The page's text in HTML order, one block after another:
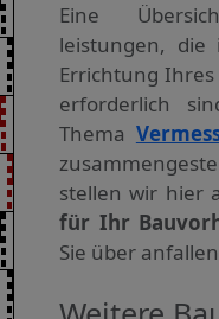
Eine
leistungen,
Errichtung
erforderlich
Thema
stellen wir hier
für Ihr
Sie über